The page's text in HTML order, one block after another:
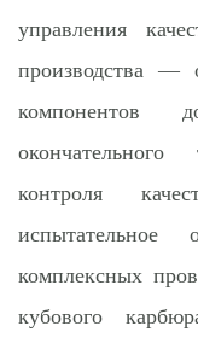
управления
производства —
компонентов
контроля
испытательное
комплексных
кубового